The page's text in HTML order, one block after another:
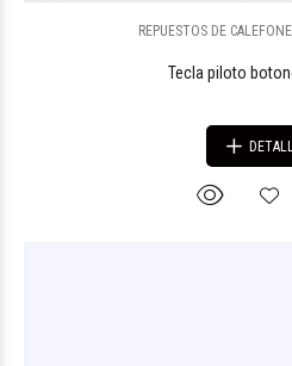
REPUESTOS DE
Tecla piloto